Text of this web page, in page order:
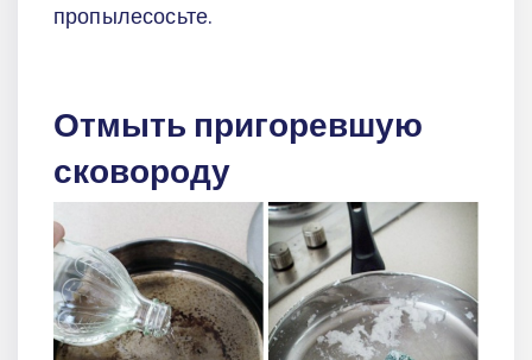
пропылесосьте.
Отмыть пригоревшую
сковороду